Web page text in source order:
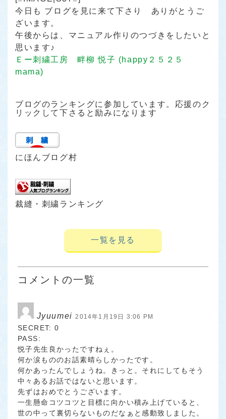
今日も ブログを見に来て下さり ありがとうご
ざいます。
午後からは、マニュアル作りのつづきをしたいと
思います♪
Ｅー刺繍工房 畔柳 悦子 (happy２５２５
mama)
ブログのランキングに参加しています。応援のク
リックして下さると励みになります
にほんブログ村
裁縫・刺繍ランキング
一覧を見る
コメントの一覧
Jyuumei 2014年1月19日 3:06 PM
SECRET: 0
PASS:
悦子先生良かったですねぇ。
何か涙もののお話素晴らしかったです。
何かあったんでしょうね。きっと。それにしてもそう
中々あるお話ではないと思います。
先ずはおめでとうございます。
一生懸命コツコツと目標に向かい積み上げていると、
世の中って裏切らないものだなぁと感動致しました。